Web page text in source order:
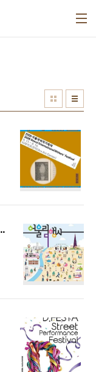
를 기리는 유족·시민 어울림행사